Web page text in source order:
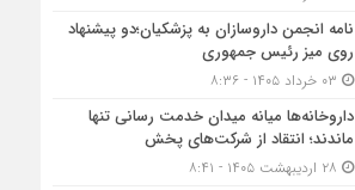
نامه انجمن داروسازان به پزشکیان؛دو پیشنهاد
روی میز رئیس جمهوری
داروخانه‌ها میانه میدان خدمت رسانی تنها
ماندند؛ انتقاد از شرکت‌های پخش